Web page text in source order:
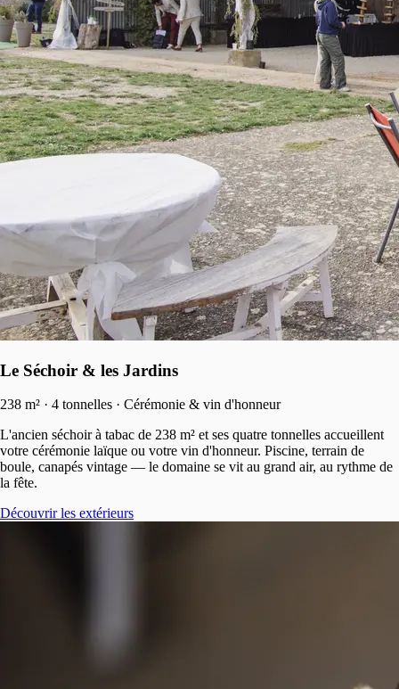
Le Séchoir & les Jardins
238 m² · 4 tonnelles · Cérémonie & vin d'honneur
L'ancien séchoir à tabac de 238 m² et ses quatre tonnelles accueillent
votre cérémonie laïque ou votre vin d'honneur. Piscine, terrain de
boule, canapés vintage — le domaine se vit au grand air, au rythme de
la fête.
Découvrir les extérieurs